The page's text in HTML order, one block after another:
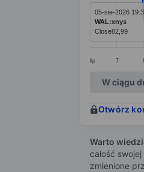
lip 7
05-sie-2026
WAL:xnys
Close82,99
End of
W ciągu
Otwórz
Warto
całość
zmienione